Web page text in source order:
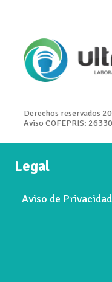
Derechos reservados
Aviso COFEPRIS:
Legal
Aviso de Privacidad